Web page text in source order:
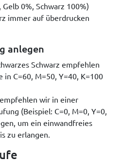
0%, Schwarz 100%)
immer auf überdrucken
anlegen
Schwarz empfehlen
in C=60, M=50, Y=40, K=100
wir in einer
(Beispiel: C=0, M=0, Y=0,
um ein einwandfreies
zu erlangen.